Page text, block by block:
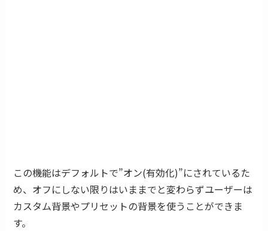
この機能はデフォルトで”オン(有効化)”にされているた
め、オフにしない限りはいままでと変わらずユーザーは
カスタム背景やプリセットの背景を使うことができま
す。